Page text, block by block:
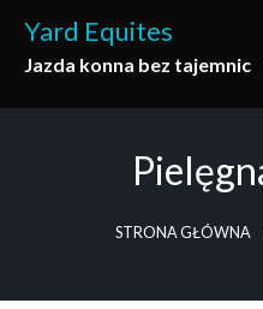
content
Yard Equites
Jazda konna bez tajemnic
STRONA GŁÓWNA